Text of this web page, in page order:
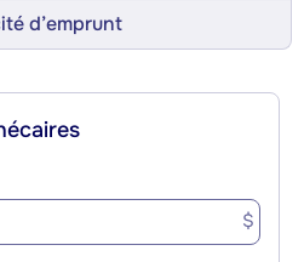
d’emprunt
$